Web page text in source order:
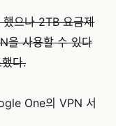
으나 2TB 요금제
을 사용할 수 있다
다.
One의 VPN 서